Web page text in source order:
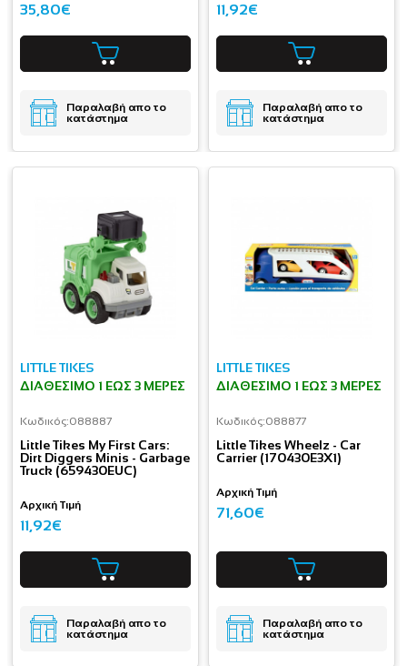
35,80€
Παραλαβή απο το
κατάστημα
11,92€
Παραλαβή απο το
κατάστημα
LITTLE TIKES
ΔΙΑΘΈΣΙΜΟ 1 ΕΩΣ 3 ΜΈΡΕΣ
Κωδικός:088887
Little Tikes My First Cars:
Dirt Diggers Minis - Garbage
Truck (659430EUC)
Αρχική Τιμή
11,92€
Παραλαβή απο το
κατάστημα
LITTLE TIKES
ΔΙΑΘΈΣΙΜΟ 1 ΕΩΣ 3 ΜΈΡΕΣ
Κωδικός:088877
Little Tikes Wheelz - Car
Carrier (170430E3X1)
Αρχική Τιμή
71,60€
Παραλαβή απο το
κατάστημα